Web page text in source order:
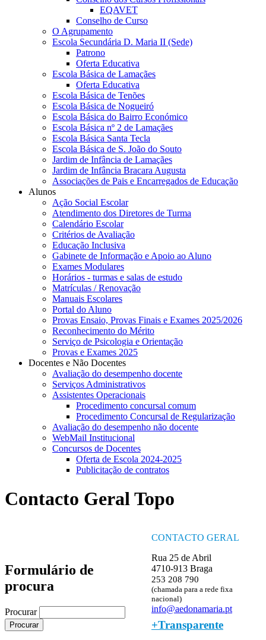
EQAVET
Conselho de Curso
O Agrupamento
Escola Secundária D. Maria II (Sede)
Patrono
Oferta Educativa
Escola Básica de Lamaçães
Oferta Educativa
Escola Básica de Tenões
Escola Básica de Nogueiró
Escola Básica do Bairro Económico
Escola Básica nº 2 de Lamaçães
Escola Básica Santa Tecla
Escola Básica de S. João do Souto
Jardim de Infância de Lamaçães
Jardim de Infância Bracara Augusta
Associações de Pais e Encarregados de Educação
Alunos
Ação Social Escolar
Atendimento dos Diretores de Turma
Calendário Escolar
Critérios de Avaliação
Educação Inclusiva
Gabinete de Informação e Apoio ao Aluno
Exames Modulares
Horários - turmas e salas de estudo
Matrículas / Renovação
Manuais Escolares
Portal do Aluno
Provas Ensaio, Provas Finais e Exames 2025/2026
Reconhecimento do Mérito
Serviço de Psicologia e Orientação
Provas e Exames 2025
Docentes e Não Docentes
Avaliação do desempenho docente
Serviços Administrativos
Assistentes Operacionais
Procedimento concursal comum
Procedimento Concursal de Regularização
Avaliação do desempenho não docente
WebMail Institucional
Concursos de Docentes
Oferta de Escola 2024-2025
Publicitação de contratos
Contacto Geral Topo
CONTACTO GERAL
Rua 25 de Abril
4710-913 Braga
253 208 790
(chamada para a rede fixa
nacional)
info@aedonamaria.pt
+Transparente
Formulário de
procura
Procurar